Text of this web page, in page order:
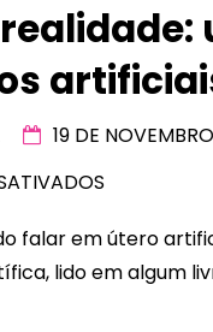
19 DE
falar em útero
lido em algum